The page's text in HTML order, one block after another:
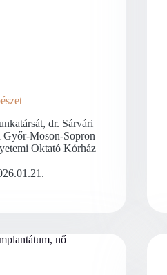
dr. Sárvári
Győr-Moson-Sopron
Oktató Kórház